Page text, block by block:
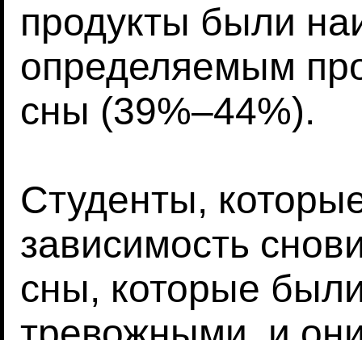
продукты были
определяемым
сны (39%–44%).
Студенты,
зависимость
сны, которые